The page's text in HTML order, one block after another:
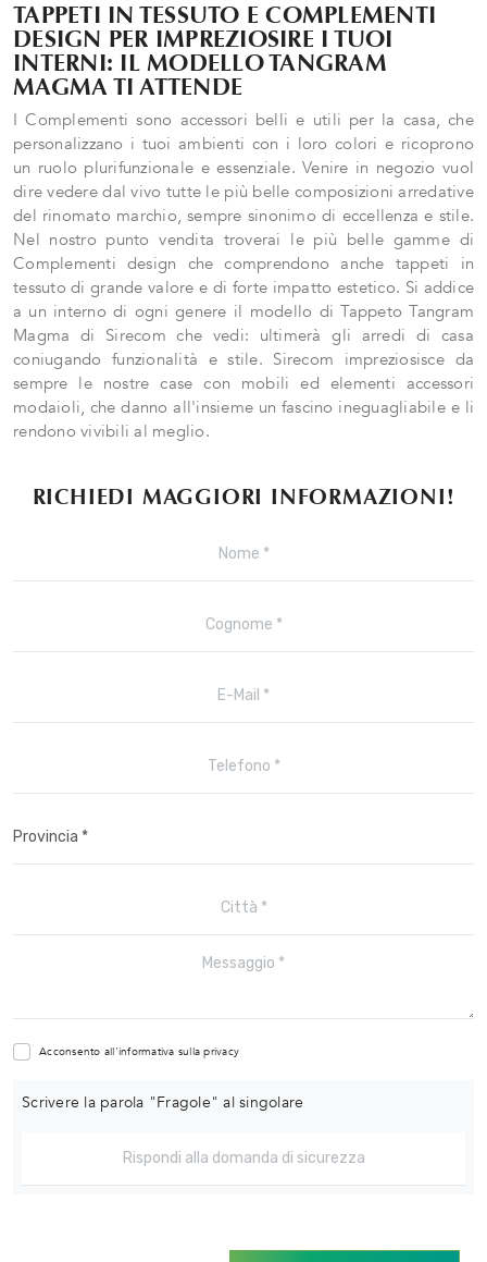
TAPPETI IN TESSUTO E COMPLEMENTI
DESIGN PER IMPREZIOSIRE I TUOI
INTERNI: IL MODELLO TANGRAM
MAGMA TI ATTENDE
I Complementi sono accessori belli e utili per la casa, che
personalizzano i tuoi ambienti con i loro colori e ricoprono
un ruolo plurifunzionale e essenziale. Venire in negozio vuol
dire vedere dal vivo tutte le più belle composizioni arredative
del rinomato marchio, sempre sinonimo di eccellenza e stile.
Nel nostro punto vendita troverai le più belle gamme di
Complementi design che comprendono anche tappeti in
tessuto di grande valore e di forte impatto estetico. Si addice
a un interno di ogni genere il modello di Tappeto Tangram
Magma di Sirecom che vedi: ultimerà gli arredi di casa
coniugando funzionalità e stile. Sirecom impreziosisce da
sempre le nostre case con mobili ed elementi accessori
modaioli, che danno all'insieme un fascino ineguagliabile e li
rendono vivibili al meglio.
RICHIEDI MAGGIORI INFORMAZIONI!
Acconsento all'informativa sullaprivacy
Scrivere la parola "Fragole" al singolare